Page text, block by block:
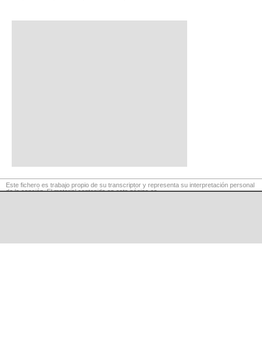
Este fichero es trabajo propio de su transcriptor y representa su interpretación personal
de la canción. El material contenido en esta página es